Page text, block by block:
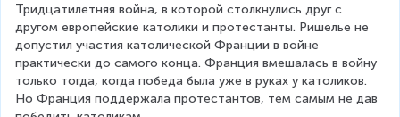
Тридцатилетняя война, в которой столкнулись друг с
другом европейские католики и протестанты. Ришелье не
допустил участия католической Франции в войне
практически до самого конца. Франция вмешалась в войну
только тогда, когда победа была уже в руках у католиков.
Но Франция поддержала протестантов, тем самым не дав